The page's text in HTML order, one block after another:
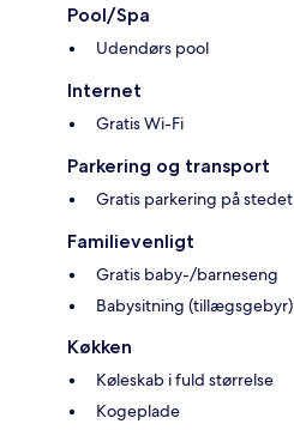
Pool/Spa
Udendørs pool
Internet
Gratis Wi-Fi
Parkering og transport
Gratis parkering på stedet
Familievenligt
Gratis baby-/barneseng
Babysitning (tillægsgebyr)
Køkken
Køleskab i fuld størrelse
Kogeplade